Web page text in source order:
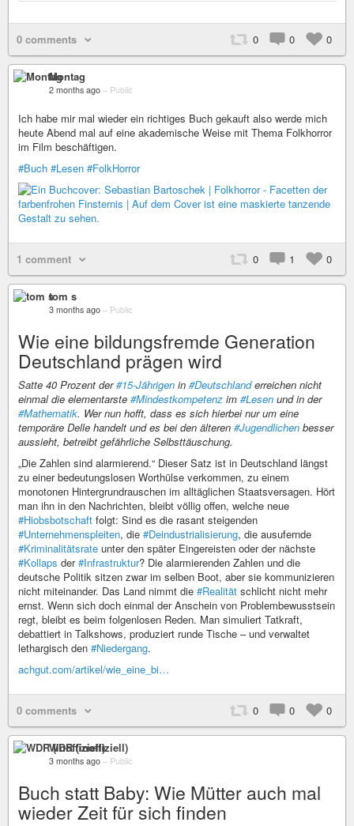
0 comments 0 0 0
Montag
2 months ago – Public
Ich habe mir mal wieder ein richtiges Buch gekauft also werde mich
heute Abend mal auf eine akademische Weise mit Thema Folkhorror
im Film beschäftigen.
#Buch #Lesen #FolkHorror
1 comment 0 1 0
tom s
3 months ago – Public
Wie eine bildungsfremde Generation
Deutschland prägen wird
Satte 40 Prozent der#15-Jährigen in #Deutschlanderreichen nicht
einmal die elementarste #Mindestkompetenz im #Lesen und in der
#Mathematik. Wer nun hofft, dass es sich hierbei nur um eine
temporäre Delle handelt und es bei den älteren #Jugendlichen besser
aussieht, betreibt gefährliche Selbsttäuschung.
„Die Zahlen sind alarmierend.“ Dieser Satz ist in Deutschland längst
zu einer bedeutungslosen Worthülse verkommen, zu einem
monotonen Hintergrundrauschen im alltäglichen Staatsversagen. Hört
man ihn in den Nachrichten, bleibt völlig offen, welche neue
#Hiobsbotschaft folgt: Sind es die rasant steigenden
#Unternehmenspleiten, die #Deindustrialisierung, die ausufernde
#Kriminalitätsrate unter den später Eingereisten oder der nächste
#Kollaps der#Infrastruktur? Die alarmierenden Zahlen und die
deutsche Politik sitzen zwar im selben Boot, aber sie kommunizieren
nicht miteinander. Das Land nimmt die #Realität schlicht nicht mehr
ernst. Wenn sich doch einmal der Anschein von Problembewusstsein
regt, bleibt es beim folgenlosen Reden. Man simuliert Tatkraft,
debattiert in Talkshows, produziert runde Tische – und verwaltet
lethargisch den #Niedergang.
achgut.com/artikel/wie_eine_bi…
0 comments 0 0 0
WDR (inoffiziell)
3 months ago – Public
Buch statt Baby: Wie Mütter auch mal
wieder Zeit für sich finden